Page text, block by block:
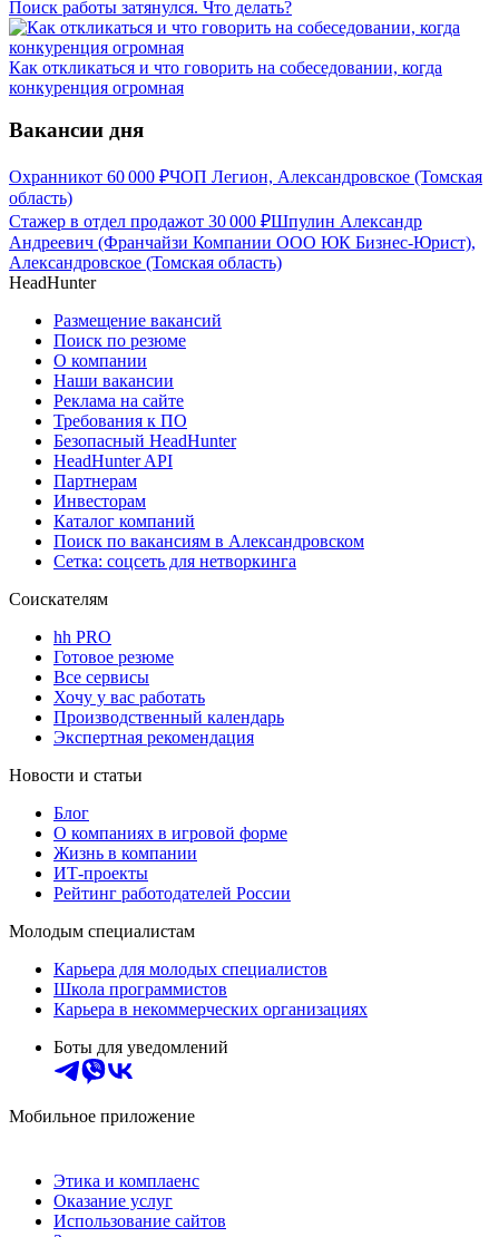
Поиск работы затянулся. Что делать?
Как откликаться и что говорить на собеседовании, когда
конкуренция огромная
Вакансии дня
Охранникот 60 000 ₽ЧОП Легион, Александровское (Томская
область)
Стажер в отдел продажот 30 000 ₽Шпулин Александр
Андреевич (Франчайзи Компании ООО ЮК Бизнес-Юрист),
Александровское (Томская область)
HeadHunter
Размещение вакансий
Поиск по резюме
О компании
Наши вакансии
Реклама на сайте
Требования к ПО
Безопасный HeadHunter
HeadHunter API
Партнерам
Инвесторам
Каталог компаний
Поиск по вакансиям в Александровском
Сетка: соцсеть для нетворкинга
Соискателям
hh PRO
Готовое резюме
Все сервисы
Хочу у вас работать
Производственный календарь
Экспертная рекомендация
Новости и статьи
Блог
О компаниях в игровой форме
Жизнь в компании
ИТ-проекты
Рейтинг работодателей России
Молодым специалистам
Карьера для молодых специалистов
Школа программистов
Карьера в некоммерческих организациях
Боты для уведомлений
Мобильное приложение
Этика и комплаенс
Оказание услуг
Использование сайтов